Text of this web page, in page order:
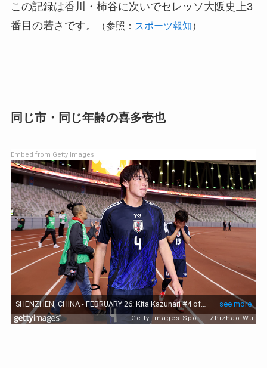
この記録は香川・柿谷に次いでセレッソ大阪史上3
番目の若さです。
（参照： スポーツ報知）
同じ市・同じ年齢の喜多壱也
Embed from Getty Images